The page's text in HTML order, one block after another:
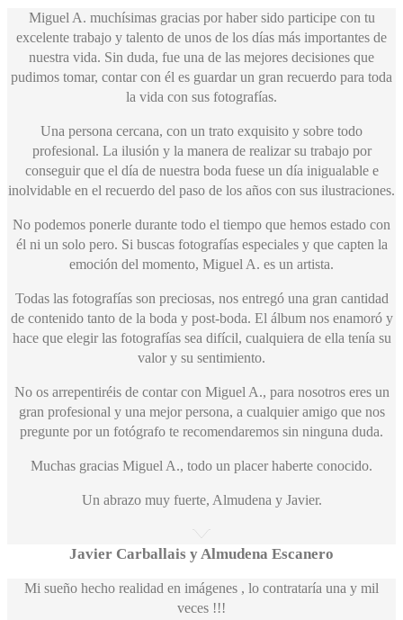
Miguel A. muchísimas gracias por haber sido participe con tu
excelente trabajo y talento de unos de los días más importantes de
nuestra vida. Sin duda, fue una de las mejores decisiones que
pudimos tomar, contar con él es guardar un gran recuerdo para toda
la vida con sus fotografías.
Una persona cercana, con un trato exquisito y sobre todo
profesional. La ilusión y la manera de realizar su trabajo por
conseguir que el día de nuestra boda fuese un día inigualable e
inolvidable en el recuerdo del paso de los años con sus ilustraciones.
No podemos ponerle durante todo el tiempo que hemos estado con
él ni un solo pero. Si buscas fotografías especiales y que capten la
emoción del momento, Miguel A. es un artista.
Todas las fotografías son preciosas, nos entregó una gran cantidad
de contenido tanto de la boda y post-boda. El álbum nos enamoró y
hace que elegir las fotografías sea difícil, cualquiera de ella tenía su
valor y su sentimiento.
No os arrepentiréis de contar con Miguel A., para nosotros eres un
gran profesional y una mejor persona, a cualquier amigo que nos
pregunte por un fotógrafo te recomendaremos sin ninguna duda.
Muchas gracias Miguel A., todo un placer haberte conocido.
Un abrazo muy fuerte, Almudena y Javier.
Javier Carballais y Almudena Escanero
Mi sueño hecho realidad en imágenes , lo contrataría una y mil
veces !!!